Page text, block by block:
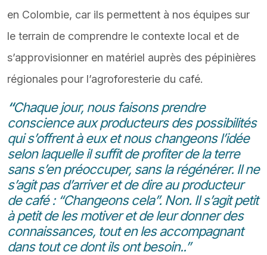
en Colombie, car ils permettent à nos équipes sur
le terrain de comprendre le contexte local et de
s’approvisionner en matériel auprès des pépinières
régionales pour l’agroforesterie du café.
“Chaque jour, nous faisons prendre
conscience aux producteurs des possibilités
qui s’offrent à eux et nous changeons l’idée
selon laquelle il suffit de profiter de la terre
sans s’en préoccuper, sans la régénérer. Il ne
s’agit pas d’arriver et de dire au producteur
de café : “Changeons cela”. Non. Il s’agit petit
à petit de les motiver et de leur donner des
connaissances, tout en les accompagnant
dans tout ce dont ils ont besoin..”